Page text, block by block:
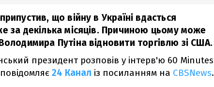
що війну в Україні вдасться
за декілька місяців. Причиною цьому може
Путіна відновити торгівлю зі США.
президент розповів у інтерв'ю 60 Minutes
24 Канал із посиланням на CBSNews.